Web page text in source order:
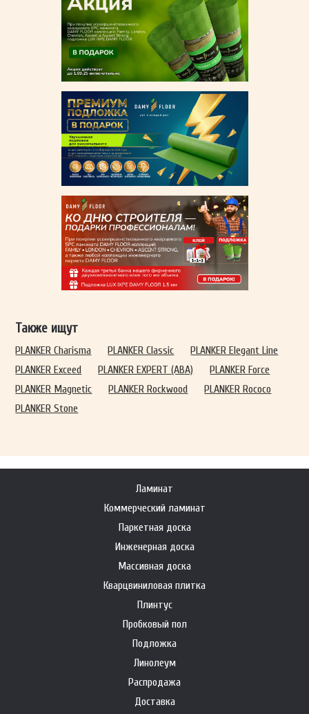
Также ищут
PLANKER Charisma PLANKER Classic
PLANKER Elegant Line
PLANKER Exceed
PLANKER EXPERT (ABA)
PLANKER Force
PLANKER Magnetic
PLANKER Rockwood
PLANKER Rococo
PLANKER Stone
Ламинат
Коммерческий ламинат
Паркетная доска
Инженерная доска
Массивная доска
Кварцвиниловая плитка
Плинтус
Пробковый пол
Подложка
Линолеум
Распродажа
Доставка